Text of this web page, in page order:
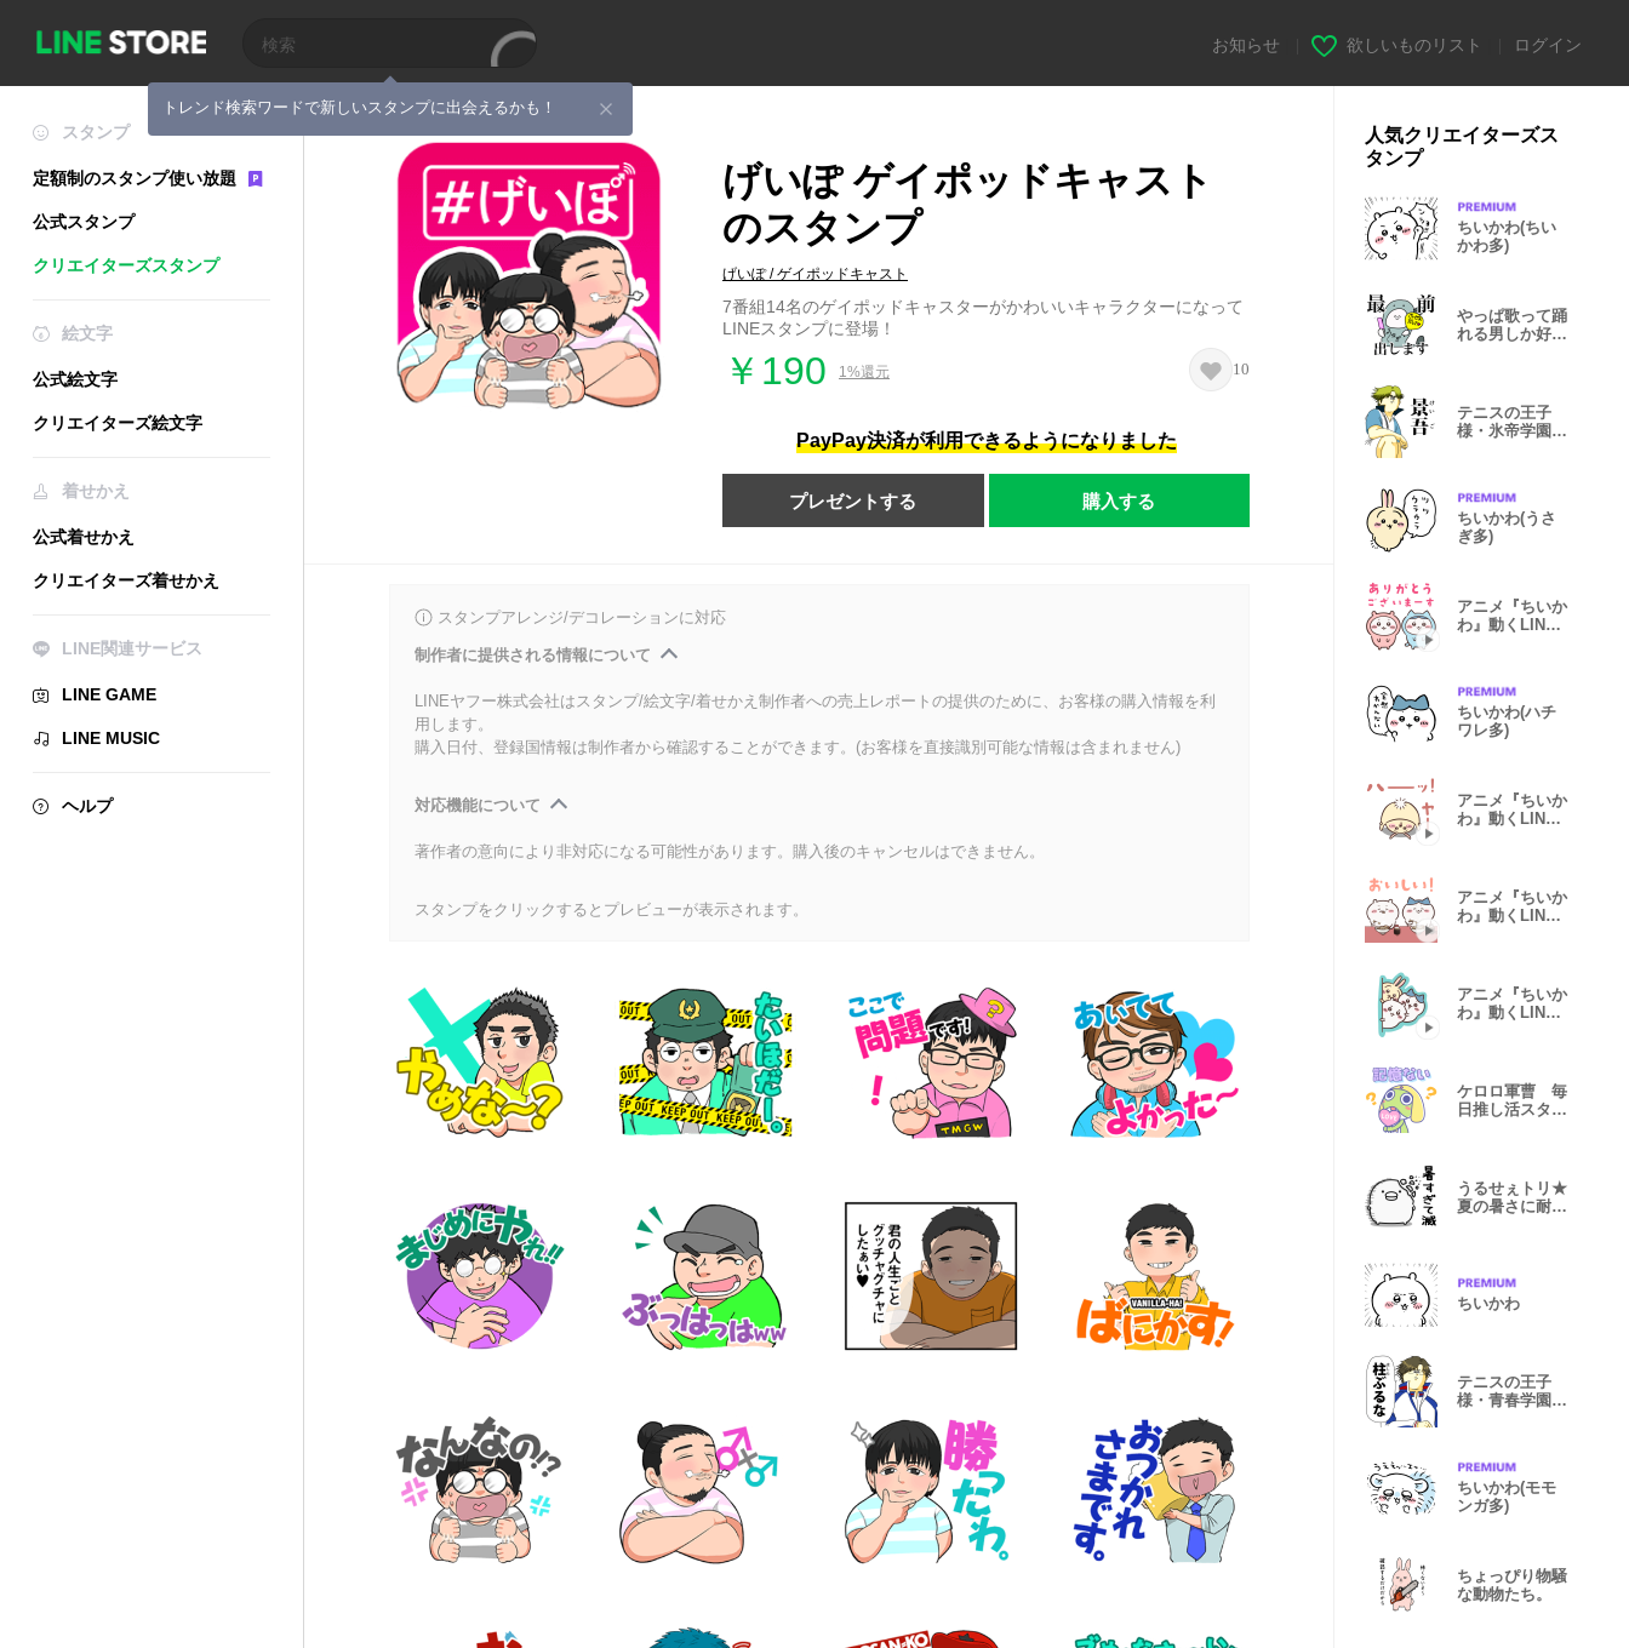
トレンド検索ワードで新しいスタンプに出会えるかも！
お知らせ 欲しいものリスト ログイン
スタンプ
定額制のスタンプ使い放題
公式スタンプ
クリエイターズスタンプ
絵文字
公式絵文字
クリエイターズ絵文字
着せかえ
公式着せかえ
クリエイターズ着せかえ
LINE関連サービス
LINE GAME
LINE MUSIC
ヘルプ
げいぽ ゲイポッドキャスト
のスタンプ
げいぽ / ゲイポッドキャスト
7番組14名のゲイポッドキャスターがかわいいキャラクターになって
LINEスタンプに登場！
￥190 1%還元 10
PayPay決済が利用できるようになりました
プレゼントする 購入する
スタンプアレンジ/デコレーションに対応
制作者に提供される情報について
LINEヤフー株式会社はスタンプ/絵文字/着せかえ制作者への売上レポートの提供のために、お客様の購入情報を利
用します。
購入日付、登録国情報は制作者から確認することができます。(お客様を直接識別可能な情報は含まれません)
対応機能について
著作者の意向により非対応になる可能性があります。購入後のキャンセルはできません。
スタンプをクリックするとプレビューが表示されます。
人気クリエイターズス
タンプ
ちいかわ(ちい
かわ多)
やっぱ歌って踊
れる男しか好き
テニスの王子
様・氷帝学園×
ちいかわ(うさ
ぎ多)
アニメ『ちいか
わ』動くLINE
ちいかわ(ハチ
ワレ多)
アニメ『ちいか
わ』動くLINE
アニメ『ちいか
わ』動くLINE
アニメ『ちいか
わ』動くLINE
ケロロ軍曹 毎
日推し活スタン
うるせぇトリ★
夏の暑さに耐え
ちいかわ
テニスの王子
様・青春学園×
ちいかわ(モモ
ンガ多)
ちょっぴり物騒
な動物たち。